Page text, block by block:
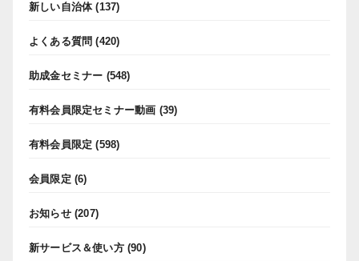
新しい自治体(137)
よくある質問 (420)
助成金セミナー (548)
有料会員限定セミナー動画 (39)
有料会員限定 (598)
会員限定 (6)
お知らせ(207)
新サービス＆使い方(90)